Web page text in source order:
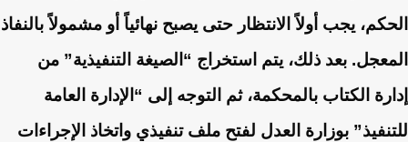
الحكم، يجب أولاً الانتظار حتى يصبح نهائياً أو مشمولاً بالنفاذ
المعجل. بعد ذلك، يتم استخراج “الصيغة التنفيذية” من
إدارة الكتاب بالمحكمة، ثم التوجه إلى “الإدارة العامة
للتنفيذ” بوزارة العدل لفتح ملف تنفيذي واتخاذ الإجراءات